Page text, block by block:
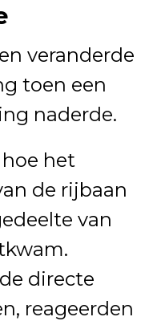
veranderde
toen een
naderde.
het
de rijbaan
van
directe
reageerden